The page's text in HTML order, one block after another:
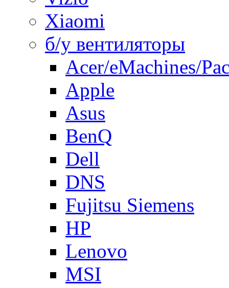
Xiaomi
б/у вентиляторы
Acer/eMachines/
Apple
Asus
BenQ
Dell
DNS
Fujitsu Siemens
HP
Lenovo
MSI